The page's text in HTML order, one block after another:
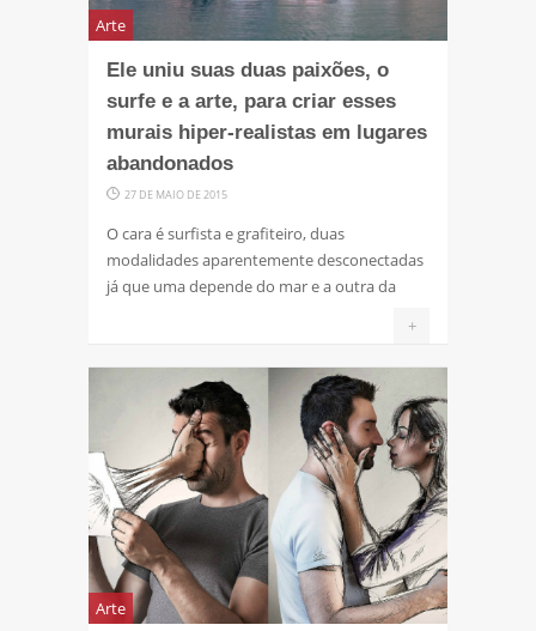
Arte
Ele uniu suas duas paixões, o
surfe e a arte, para criar esses
murais hiper-realistas em lugares
abandonados
27 DE MAIO DE 2015
O cara é surfista e grafiteiro, duas
modalidades aparentemente desconectadas
já que uma depende do mar e a outra da
+
Arte